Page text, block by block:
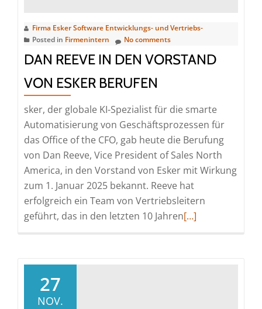
Firma Esker Software Entwicklungs- und Vertriebs-
Posted in Firmenintern No comments
DAN REEVE IN DEN VORSTAND
VON ESKER BERUFEN
sker, der globale KI-Spezialist für die smarte
Automatisierung von Geschäftsprozessen für
das Office of the CFO, gab heute die Berufung
von Dan Reeve, Vice President of Sales North
America, in den Vorstand von Esker mit Wirkung
zum 1. Januar 2025 bekannt. Reeve hat
erfolgreich ein Team von Vertriebsleitern
geführt, das in den letzten 10 JahrenRead
[…]
27
NOV.